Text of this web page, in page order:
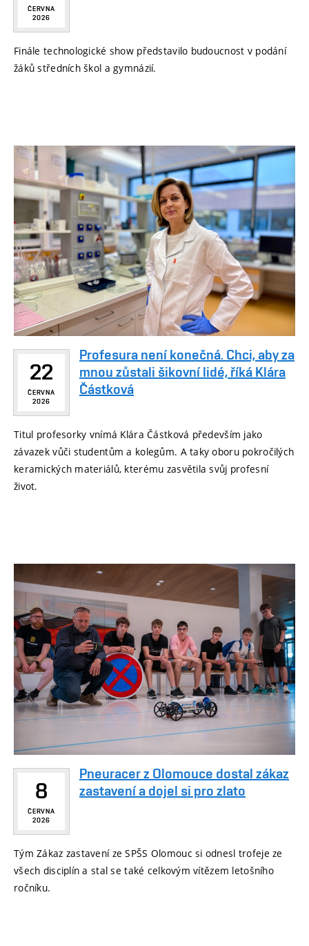
ČERVNA
2026
Finále technologické show představilo budoucnost v podání
žáků středních škol a gymnázií.
22
ČERVNA
2026
Profesura není konečná. Chci, aby za
mnou zůstali šikovní lidé, říká Klára
Částková
Titul profesorky vnímá Klára Částková především jako
závazek vůči studentům a kolegům. A taky oboru pokročilých
keramických materiálů, kterému zasvětila svůj profesní
život.
8
ČERVNA
2026
Pneuracer z Olomouce dostal zákaz
zastavení a dojel si pro zlato
Tým Zákaz zastavení ze SPŠS Olomouc si odnesl trofeje ze
všech disciplín a stal se také celkovým vítězem letošního
ročníku.